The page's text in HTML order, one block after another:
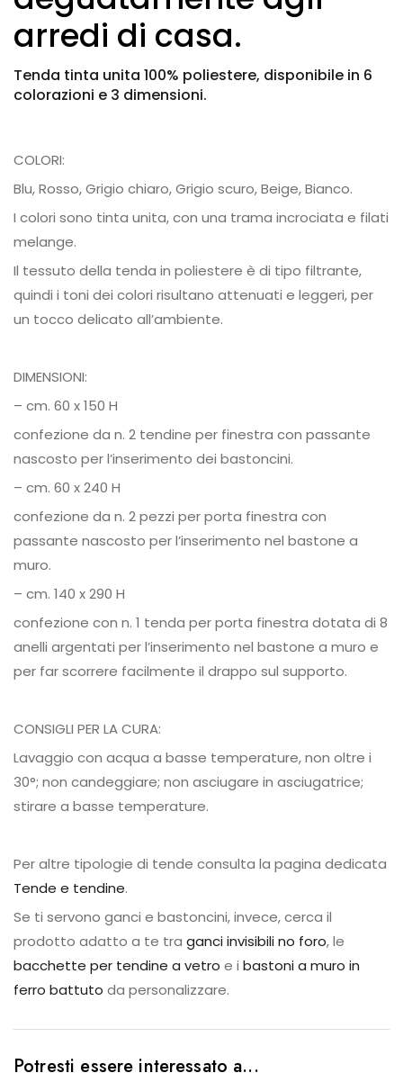
arredi di casa.
Tenda tinta unita 100% poliestere, disponibile in 6
colorazioni e 3 dimensioni.
COLORI:
Blu, Rosso, Grigio chiaro, Grigio scuro, Beige, Bianco.
I colori sono tinta unita, con una trama incrociata e filati
melange.
Il tessuto della tenda in poliestere è di tipo filtrante,
quindi i toni dei colori risultano attenuati e leggeri, per
un tocco delicato all’ambiente.
DIMENSIONI:
– cm. 60 x 150 H
confezione da n. 2 tendine per finestra con passante
nascosto per l’inserimento dei bastoncini.
– cm. 60 x 240 H
confezione da n. 2 pezzi per porta finestra con
passante nascosto per l’inserimento nel bastone a
muro.
– cm. 140 x 290 H
confezione con n. 1 tenda per porta finestra dotata di 8
anelli argentati per l’inserimento nel bastone a muro e
per far scorrere facilmente il drappo sul supporto.
CONSIGLI PER LA CURA:
Lavaggio con acqua a basse temperature, non oltre i
30°; non candeggiare; non asciugare in asciugatrice;
stirare a basse temperature.
Per altre tipologie di tende consulta la pagina dedicata
Tende e tendine.
Se ti servono ganci e bastoncini, invece, cerca il
prodotto adatto a te tra ganci invisibili no foro, le
bacchette per tendine a vetro e i bastoni a muro in
ferro battuto da personalizzare.
Potresti essere interessato a...